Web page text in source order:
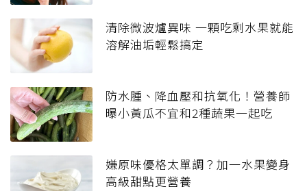
清除微波爐異味 一顆吃剩水果就能
溶解油垢輕鬆搞定
防水腫、降血壓和抗氧化！營養師
曝小黃瓜不宜和2種蔬果一起吃
嫌原味優格太單調？加一水果變身
高級甜點更營養